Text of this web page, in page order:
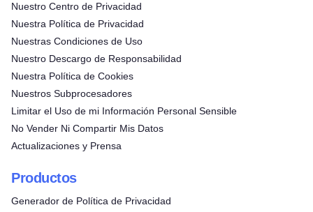
Nuestro Centro de Privacidad
Nuestra Política de Privacidad
Nuestras Condiciones de Uso
Nuestro Descargo de Responsabilidad
Nuestra Política de Cookies
Nuestros Subprocesadores
Limitar el Uso de mi Información Personal Sensible
No Vender Ni Compartir Mis Datos
Actualizaciones y Prensa
Productos
Generador de Política de Privacidad